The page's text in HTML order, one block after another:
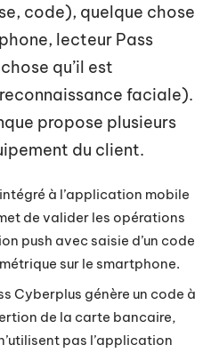
code), quelque chose
lecteur Pass
qu’il est
faciale).
propose plusieurs
du client.
à l’application mobile
de valider les opérations
push avec saisie d’un code
sur le smartphone.
Cyberplus génère un code à
de la carte bancaire,
pas l’application